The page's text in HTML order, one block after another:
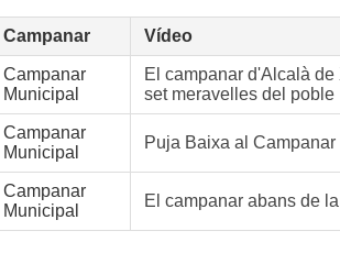
Campanar Vídeo
Campanar
Municipal
El campanar d'Alcalà
set meravelles del poble
Campanar
Municipal
Puja Baixa al Campanar
Campanar
Municipal
El campanar abans de